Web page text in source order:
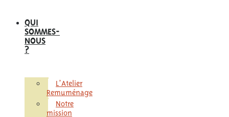
QUI
SOMMES-
NOUS
?
L’Atelier
Remuménage
Notre
mission